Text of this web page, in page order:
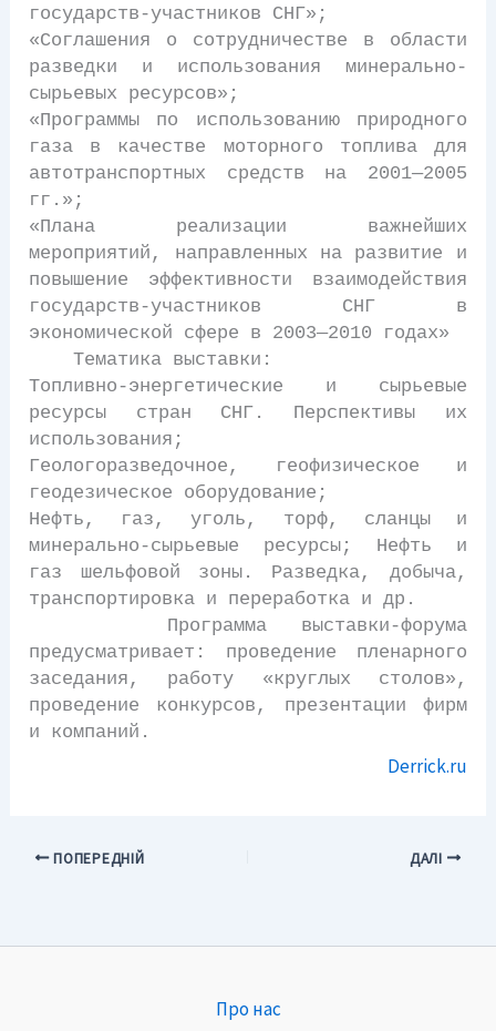
государств-участников СНГ»;
«Соглашения о сотрудничестве в области
разведки и использования минерально-
сырьевых ресурсов»;
«Программы по использованию природного
газа в качестве моторного топлива для
автотранспортных средств на 2001—2005
гг.»;
«Плана реализации важнейших
мероприятий, направленных на развитие и
повышение эффективности взаимодействия
государств-участников СНГ в
экономической сфере в 2003—2010 годах»
Тематика выставки:
Топливно-энергетические и сырьевые
ресурсы стран СНГ. Перспективы их
использования;
Геологоразведочное, геофизическое и
геодезическое оборудование;
Нефть, газ, уголь, торф, сланцы и
минерально-сырьевые ресурсы; Нефть и
газ шельфовой зоны. Разведка, добыча,
транспортировка и переработка и др.
Программа выставки-форума
предусматривает: проведение пленарного
заседания, работу «круглых столов»,
проведение конкурсов, презентации фирм
и компаний.
Derrick.ru
ПОПЕРЕДНІЙ ДАЛІ
Про нас